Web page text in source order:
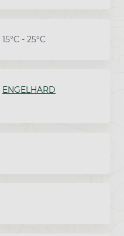
15°C - 25°C
ENGELHARD